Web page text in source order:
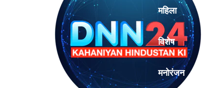
महिला
विशेष
मनोरंजन